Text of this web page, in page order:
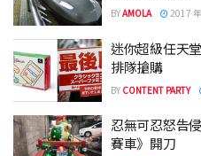
BYAMOLA 2017
迷你超級任天
排隊搶購
BY CONTENT PARTY
忍無可忍怒告
賽車》開刀